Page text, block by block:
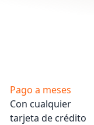
Pago a meses
Con cualquier
tarjeta de crédito